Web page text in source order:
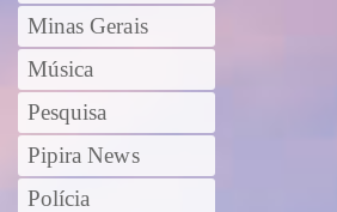
Minas Gerais
Música
Pesquisa
Pipira News
Polícia